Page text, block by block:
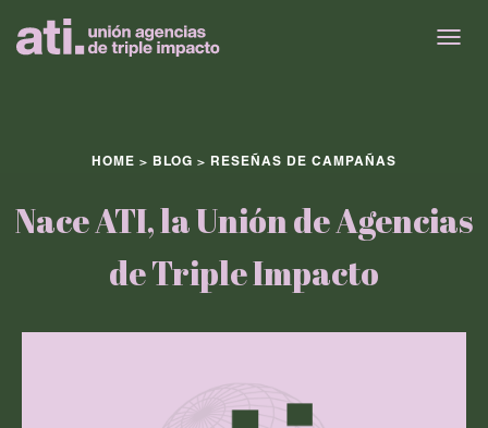
HOME > BLOG > RESEÑAS DE CAMPAÑAS
Nace ATI, la Unión de Agencias
de Triple Impacto